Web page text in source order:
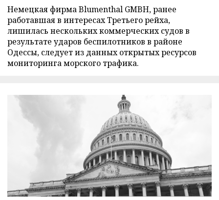
Немецкая фирма Blumenthal GMBH, ранее
работавшая в интересах Третьего рейха,
лишилась нескольких коммерческих судов в
результате ударов беспилотников в районе
Одессы, следует из данных открытых ресурсов
мониторинга морского трафика.